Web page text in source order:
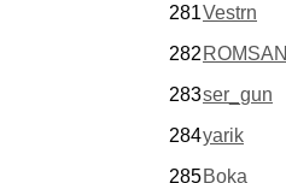
281Vestrn
282 ROMSAN
283ser_gun
284yarik
285Boka